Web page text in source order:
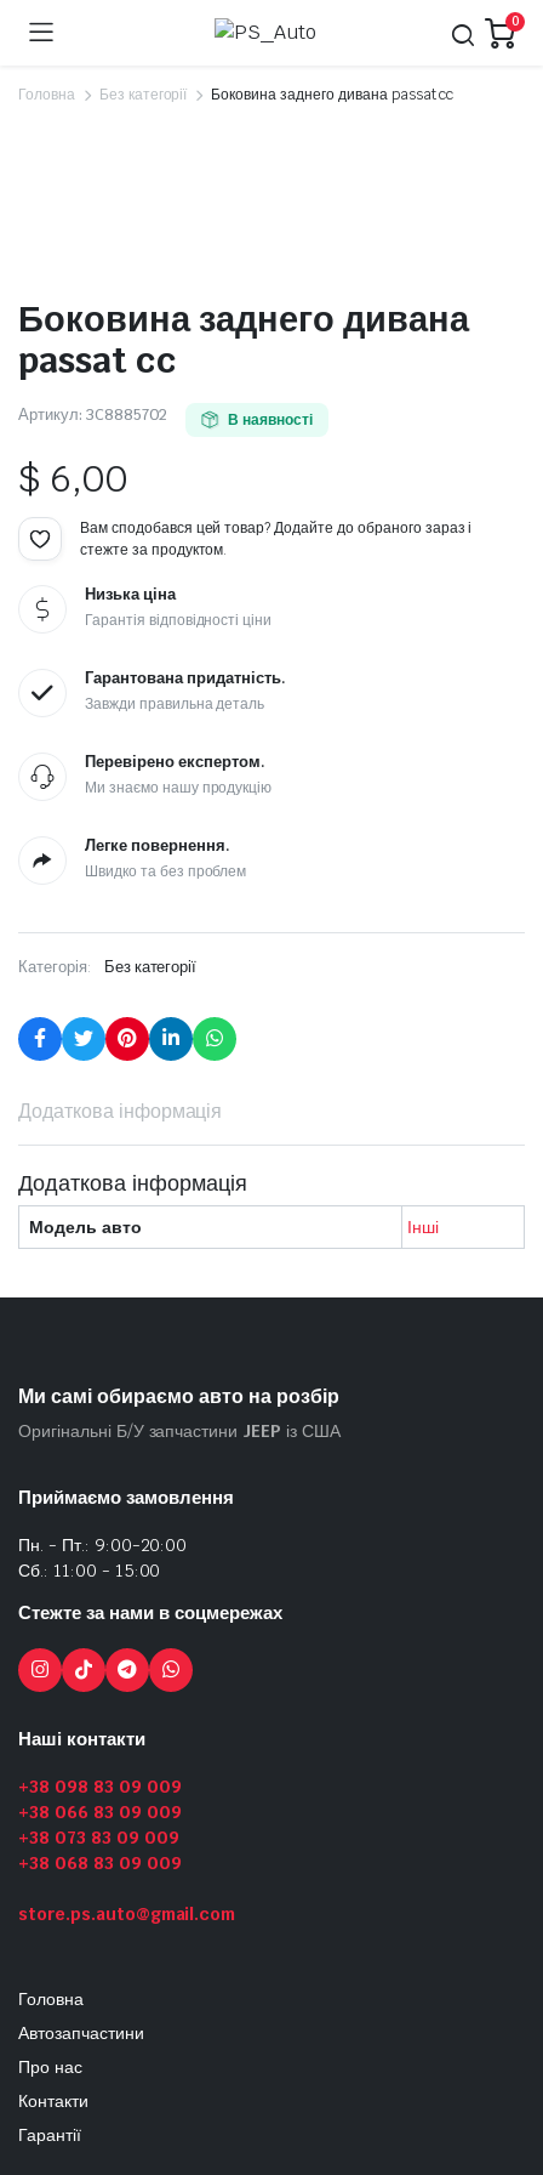
0
Головна Без категорії Боковина заднего дивана passat cc
Боковина заднего дивана
passat cc
Артикул: 3C8885702 В наявності
$ 6,00
Вам сподобався цей товар? Додайте до обраного зараз і
стежте за продуктом.
Низька ціна
Гарантія відповідності ціни
Гарантована придатність.
Завжди правильна деталь
Перевірено експертом.
Ми знаємо нашу продукцію
Легке повернення.
Швидко та без проблем
Категорія: Без категорії
Додаткова інформація
Додаткова інформація
Модель авто Інші
Ми самі обираємо авто на розбір
Оригінальні Б/У запчастини JEEP із США
Приймаємо замовлення
Пн. - Пт.: 9:00-20:00
Сб.: 11:00 - 15:00
Стежте за нами в соцмережах
Наші контакти
+38 098 83 09 009
+38 066 83 09 009
+38 073 83 09 009
+38 068 83 09 009
store.ps.auto@gmail.com
Головна
Автозапчастини
Про нас
Контакти
Гарантії